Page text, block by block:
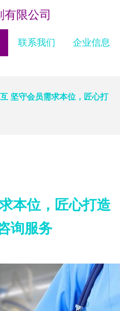
限公司
联系我们 企业信息
坚守会员需求本位，匠心打
本位，匠心打造
询服务